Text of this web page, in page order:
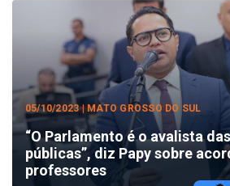
05/10/2023 | MATO GROSSO DO SUL
“O Parlamento é o avalista
públicas”, diz Papy sobre
professores